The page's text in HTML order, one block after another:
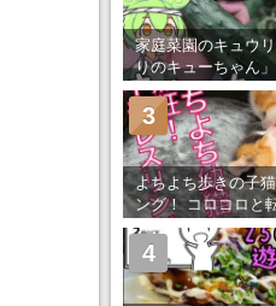
家庭菜園のキュウ
りのキューちゃん
みた
よちよち歩きの子
ング！ コロコロと
い姿が可愛すぎる
3
4